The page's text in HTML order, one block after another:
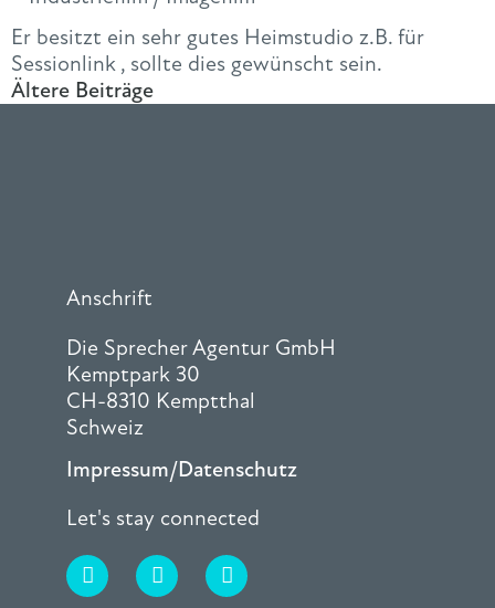
Er besitzt ein sehr gutes Heimstudio z.B. für
Sessionlink , sollte dies gewünscht sein.
Ältere Beiträge
Anschrift
Die Sprecher Agentur GmbH
Kemptpark 30
CH-8310 Kemptthal
Schweiz
Impressum/Datenschutz
Let's stay connected